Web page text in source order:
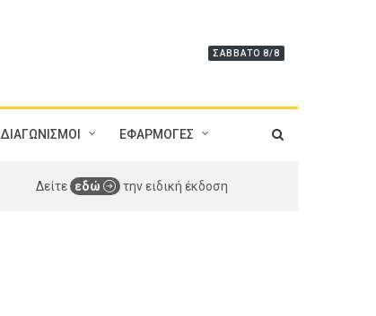
ΣΆΒΒΑΤΟ 8/8
ΔΙΑΓΩΝΙΣΜΟΙ ΕΦΑΡΜΟΓΕΣ
Δείτε εδώ την ειδική έκδοση